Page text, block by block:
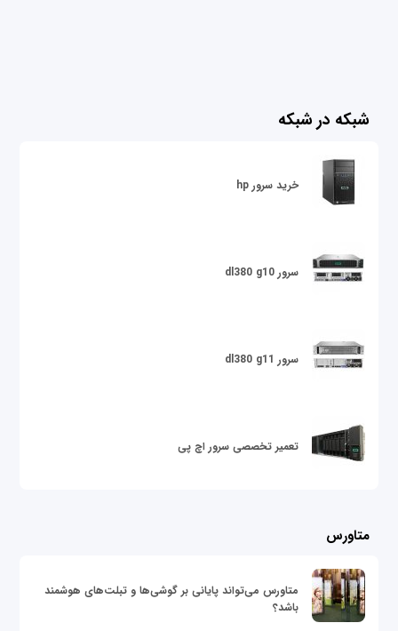
شبکه در شبکه
خرید سرور hp
سرور dl380 g10
سرور dl380 g11
تعمیر تخصصی سرور اچ پی
متاورس
متاورس می‌تواند پایانی بر گوشی‌ها و تبلت‌های هوشمند
باشد؟